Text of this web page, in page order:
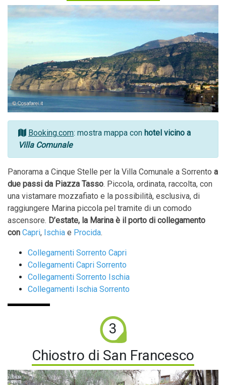
Booking.com: mostra mappa con hotel vicino a
Villa Comunale
Panorama a Cinque Stelle per la Villa Comunale a Sorrento a
due passi da Piazza Tasso. Piccola, ordinata, raccolta, con
una vistamare mozzafiato e la possibilità, esclusiva, di
raggiungere Marina piccola pel tramite di un comodo
ascensore. D’estate, la Marina è il porto di collegamento
con Capri, Ischia e Procida.
Collegamenti Sorrento Capri
Collegamenti Capri Sorrento
Collegamenti Sorrento Ischia
Collegamenti Ischia Sorrento
3
Chiostro di San Francesco